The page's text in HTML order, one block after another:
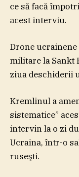
ce să facă
acest interviu.
Drone
militare la Sankt
ziua deschiderii
Kremlinul a
sistematice”
intervin la o zi
Ucraina, într-o
ruseşti.